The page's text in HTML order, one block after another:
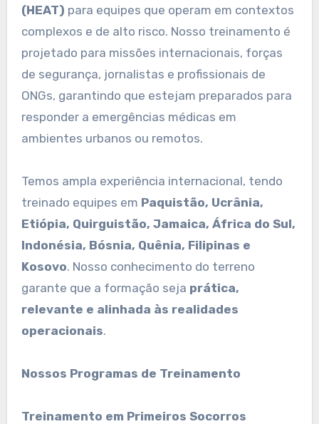
(HEAT) para equipes que operam em contextos
complexos e de alto risco. Nosso treinamento é
projetado para missões internacionais, forças
de segurança, jornalistas e profissionais de
ONGs, garantindo que estejam preparados para
responder a emergências médicas em
ambientes urbanos ou remotos.
Temos ampla experiência internacional, tendo
treinado equipes em Paquistão, Ucrânia,
Etiópia, Quirguistão, Jamaica, África do Sul,
Indonésia, Bósnia, Quênia, Filipinas e
Kosovo. Nosso conhecimento do terreno
garante que a formação seja prática,
relevante e alinhada às realidades
operacionais.
Nossos Programas de Treinamento
Treinamento em Primeiros Socorros